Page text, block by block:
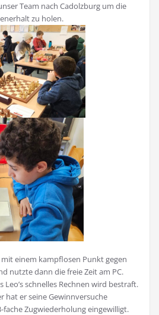
Team nach Cadolzburg um die
zu holen.
einem kampflosen Punkt gegen
nutzte dann die freie Zeit am PC.
schnelles Rechnen wird bestraft.
hat er seine Gewinnversuche
Zugwiederholung eingewilligt.